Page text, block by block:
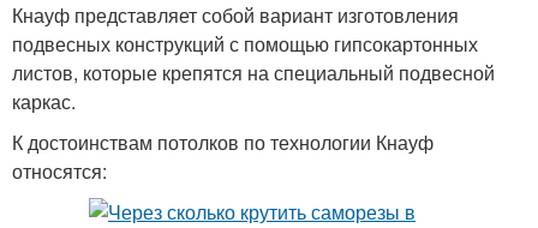
Кнауф представляет собой вариант изготовления
подвесных конструкций с помощью гипсокартонных
листов, которые крепятся на специальный подвесной
каркас.
К достоинствам потолков по технологии Кнауф
относятся: